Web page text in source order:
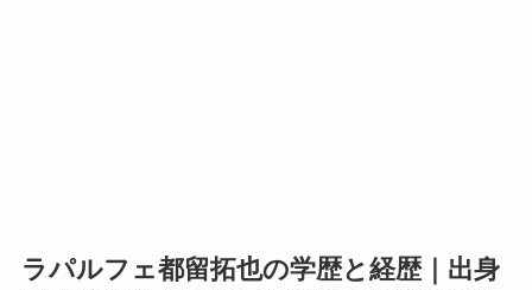
ラパルフェ都留拓也の学歴と経歴｜出身